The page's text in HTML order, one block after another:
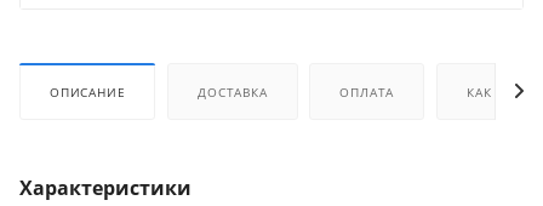
ОПИСАНИЕ ДОСТАВКА ОПЛАТА КАК
Характеристики